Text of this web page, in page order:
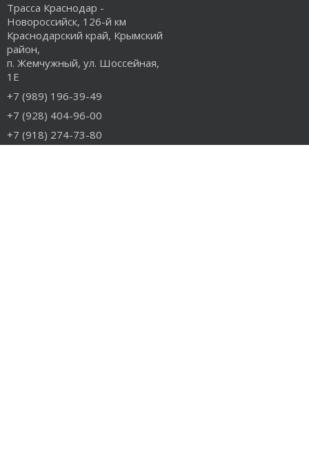
Трасса Краснодар -
Новороссийск, 126-й км
Краснодарский край, Крымский
район,
п. Жемчужный, ул. Шоссейная,
1Е
+7 (989) 196-39-49
+7 (928) 404-96-00
+7 (918) 274-73-80